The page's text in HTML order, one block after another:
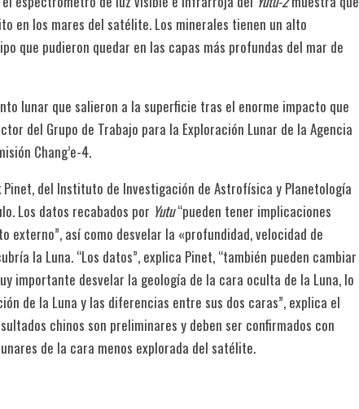
en los mares del satélite. Los minerales tienen un alto
que pudieron quedar en las capas más profundas del mar de
lunar que salieron a la superficie tras el enorme impacto que
del Grupo de Trabajo para la Exploración Lunar de la Agencia
Chang’e-4.
del Instituto de Investigación de Astrofísica y Planetología
Los datos recabados por Yutu“pueden tener implicaciones
así como desvelar la «profundidad, velocidad de
la Luna. “Los datos”, explica Pinet, “también pueden cambiar
importante desvelar la geología de la cara oculta de la Luna, lo
de la Luna y las diferencias entre sus dos caras”, explica el
chinos son preliminares y deben ser confirmados con
de la cara menos explorada del satélite.